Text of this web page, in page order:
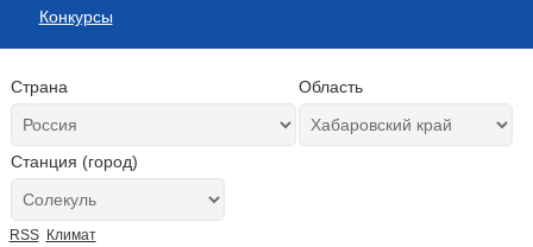
Конкурсы
Страна Область
Станция (город)
RSS Климат